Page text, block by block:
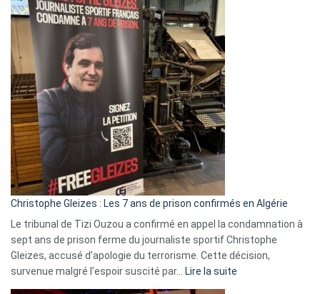
2026
:
Pays-
Bas,
Espagne,
Irlande
et
Slovénie
rejettent
la
présence
d’Israël
Christophe Gleizes : Les 7 ans de prison confirmés en Algérie
Le tribunal de Tizi Ouzou a confirmé en appel la condamnation à
sept ans de prison ferme du journaliste sportif Christophe
Gleizes, accusé d’apologie du terrorisme. Cette décision,
survenue malgré l’espoir suscité par… Lire la suite